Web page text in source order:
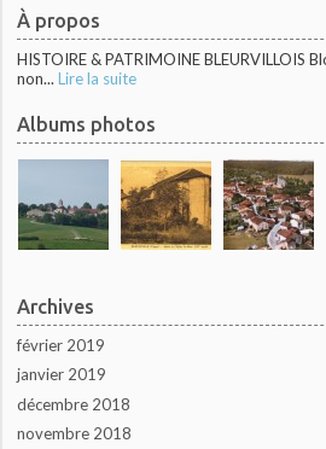
À propos
HISTOIRE & PATRIMOINE BLEURVILLOIS
non... Lire la suite
Albums photos
Archives
février 2019
janvier 2019
décembre 2018
novembre 2018